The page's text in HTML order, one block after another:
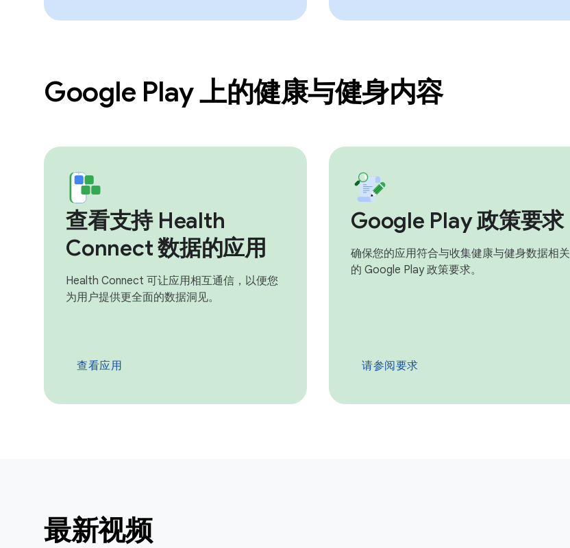
Google Play 上的健康与健身内容
查看支持 Health
Connect 数据的应用
Health Connect 可让应用相互通信，以便您
为用户提供更全面的数据洞见。
查看应用
Google Play 政策要求
确保您的应用符合与收集健康与健身数据相关
的 Google Play 政策要求。
请参阅要求
最新视频